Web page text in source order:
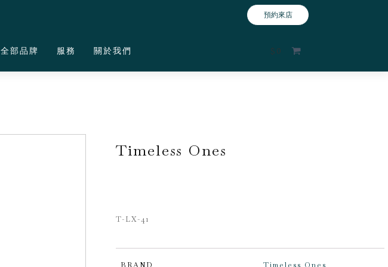
預約來店
全部品牌 服務 關於我們 $ 0
Timeless Ones
T-LX-41